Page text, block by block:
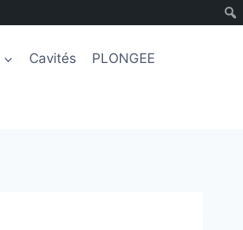
Cavités PLONGEE